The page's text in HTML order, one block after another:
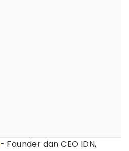
- Founder dan CEO IDN,